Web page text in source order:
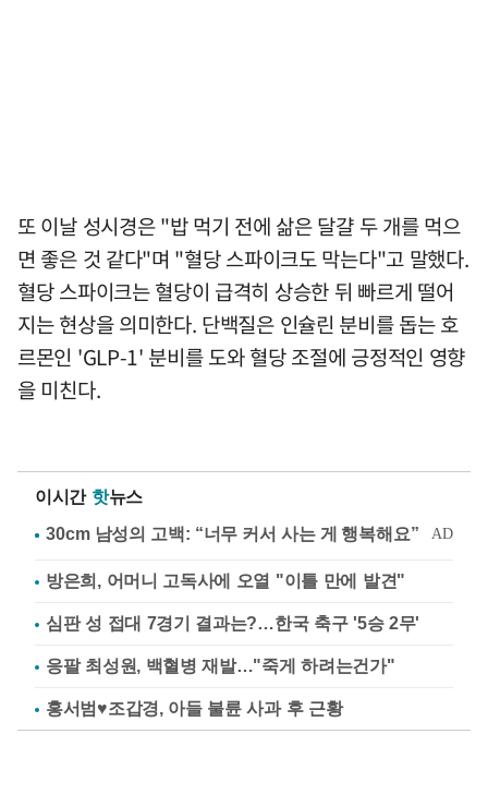
또 이날 성시경은 "밥 먹기 전에 삶은 달걀 두 개를 먹으
면 좋은 것 같다"며 "혈당 스파이크도 막는다"고 말했다.
혈당 스파이크는 혈당이 급격히 상승한 뒤 빠르게 떨어
지는 현상을 의미한다. 단백질은 인슐린 분비를 돕는 호
르몬인 'GLP-1' 분비를 도와 혈당 조절에 긍정적인 영향
을 미친다.
이시간 핫뉴스
방은희, 어머니 고독사에 오열 "이틀 만에 발견"
심판 성 접대 7경기 결과는?…한국 축구 '5승 2무'
응팔 최성원, 백혈병 재발…"죽게 하려는건가"
홍서범♥조갑경, 아들 불륜 사과 후 근황